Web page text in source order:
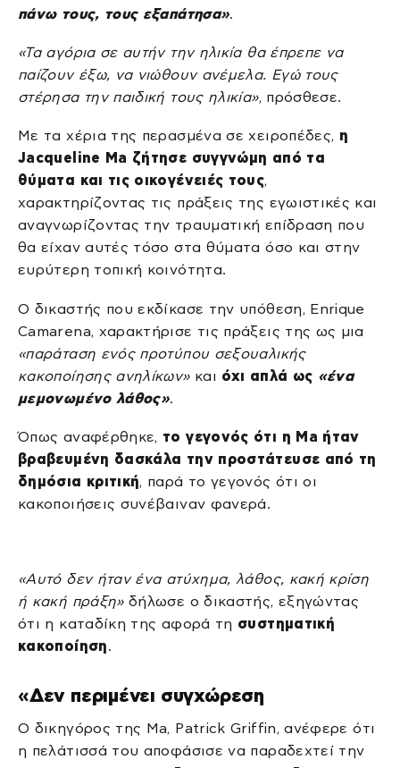
πάνω τους, τους εξαπάτησα».
«Τα αγόρια σε αυτήν την ηλικία θα έπρεπε να
παίζουν έξω, να νιώθουν ανέμελα. Εγώ τους
στέρησα την παιδική τους ηλικία», πρόσθεσε.
Με τα χέρια της περασμένα σε χειροπέδες, η
Jacqueline Ma ζήτησε συγγνώμη από τα
θύματα και τις οικογένειές τους,
χαρακτηρίζοντας τις πράξεις της εγωιστικές και
αναγνωρίζοντας την τραυματική επίδραση που
θα είχαν αυτές τόσο στα θύματα όσο και στην
ευρύτερη τοπική κοινότητα.
Ο δικαστής που εκδίκασε την υπόθεση, Enrique
Camarena, χαρακτήρισε τις πράξεις της ως μια
«παράταση ενός προτύπου σεξουαλικής
κακοποίησης ανηλίκων»και όχι απλά ως «ένα
μεμονωμένο λάθος».
Όπως αναφέρθηκε, το γεγονός ότι η Ma ήταν
βραβευμένη δασκάλα την προστάτευσε από τη
δημόσια κριτική, παρά το γεγονός ότι οι
κακοποιήσεις συνέβαιναν φανερά.
«Αυτό δεν ήταν ένα ατύχημα, λάθος, κακή κρίση
ή κακή πράξη»δήλωσε ο δικαστής, εξηγώντας
ότι η καταδίκη της αφορά τη συστηματική
κακοποίηση.
«Δεν περιμένει συγχώρεση
Ο δικηγόρος της Ma, Patrick Griffin, ανέφερε ότι
η πελάτισσά του αποφάσισε να παραδεχτεί την